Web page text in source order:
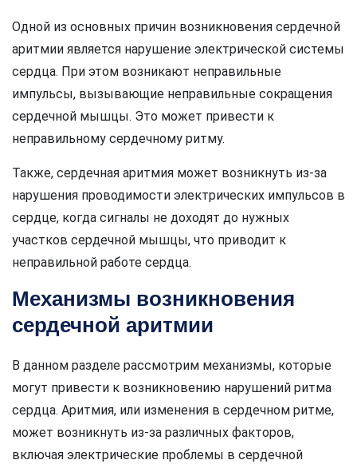
Одной из основных причин возникновения сердечной
аритмии является нарушение электрической системы
сердца. При этом возникают неправильные
импульсы, вызывающие неправильные сокращения
сердечной мышцы. Это может привести к
неправильному сердечному ритму.
Также, сердечная аритмия может возникнуть из-за
нарушения проводимости электрических импульсов в
сердце, когда сигналы не доходят до нужных
участков сердечной мышцы, что приводит к
неправильной работе сердца.
Механизмы возникновения
сердечной аритмии
В данном разделе рассмотрим механизмы, которые
могут привести к возникновению нарушений ритма
сердца. Аритмия, или изменения в сердечном ритме,
может возникнуть из-за различных факторов,
включая электрические проблемы в сердечной